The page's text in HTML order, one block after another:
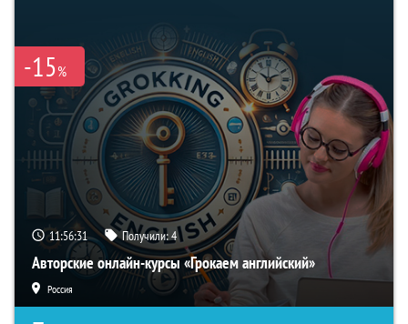
-15%
11:56:30 Получили:4
Авторские онлайн-курсы «Грокаем английский»
Россия